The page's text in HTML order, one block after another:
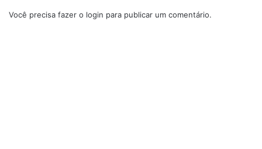
Você precisa fazer o login para publicar um comentário.